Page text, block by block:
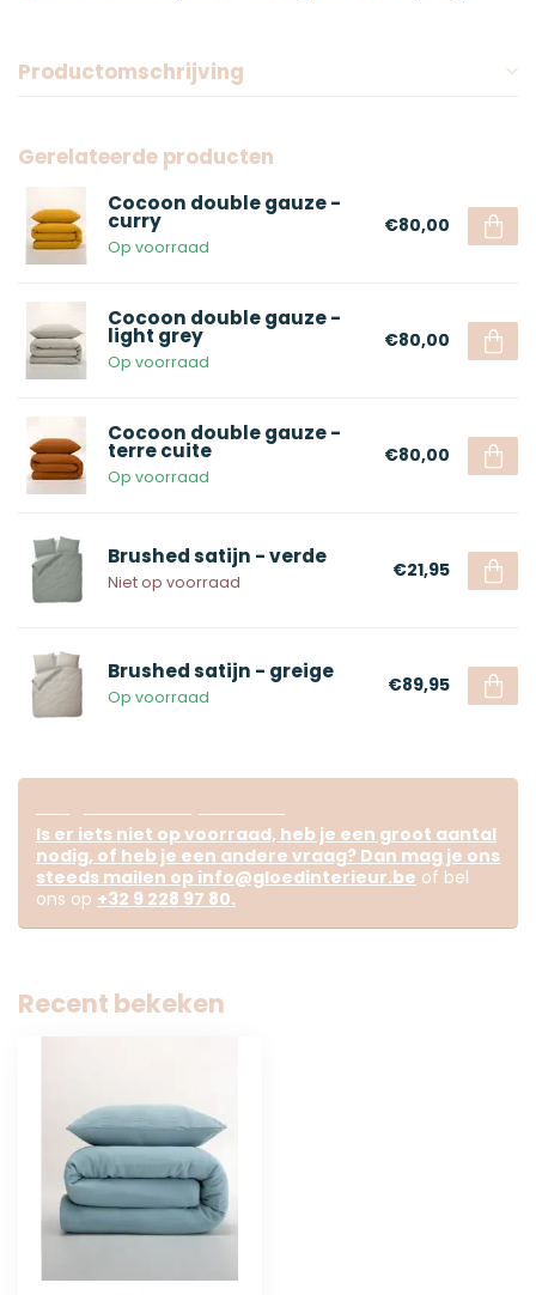
Productomschrijving
Gerelateerde producten
Cocoon double gauze -
curry
Op voorraad
€80,00
Cocoon double gauze -
light grey
Op voorraad
€80,00
Cocoon double gauze -
terre cuite
Op voorraad
€80,00
Brushed satijn - verde
Niet op voorraad
€21,95
Brushed satijn - greige
Op voorraad
€89,95
Is er iets niet op voorraad, heb je een groot aantal
nodig, of heb je een andere vraag? Dan mag je ons
steeds mailen op info@gloedinterieur.be of bel
ons op +32 9 228 97 80.
Recent bekeken